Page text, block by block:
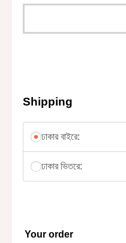
Shipping
ঢাকার বাইরে:
ঢাকার ভিতরে:
Your order